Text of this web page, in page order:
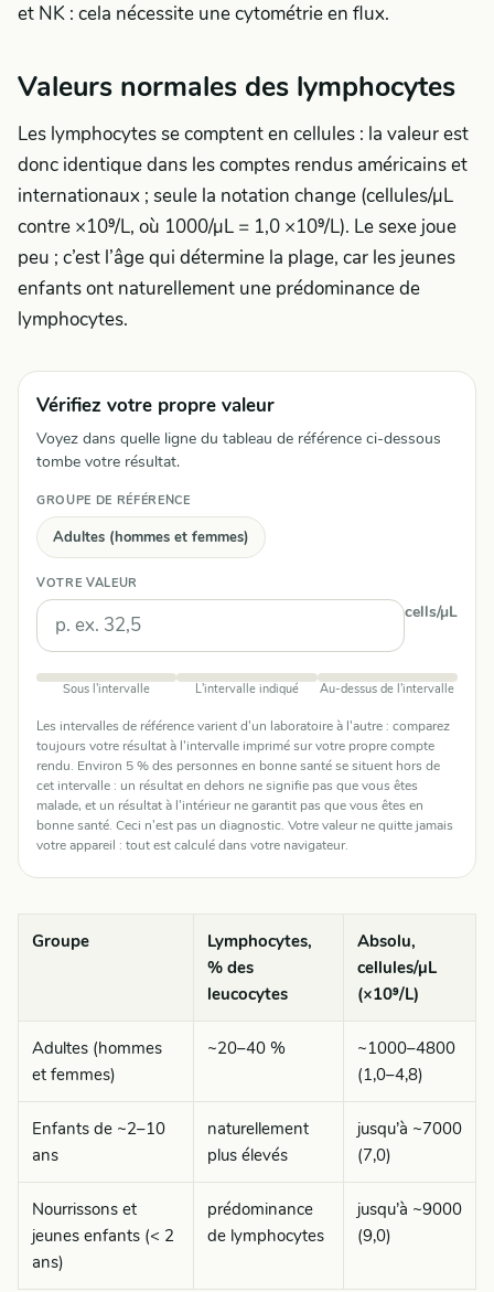
et NK : cela nécessite une cytométrie en flux.
Valeurs normales des lymphocytes
Les lymphocytes se comptent en cellules : la valeur est
donc identique dans les comptes rendus américains et
internationaux ; seule la notation change (cellules/µL
contre ×10⁹/L, où 1000/µL = 1,0 ×10⁹/L). Le sexe joue
peu ; c’est l’âge qui détermine la plage, car les jeunes
enfants ont naturellement une prédominance de
lymphocytes.
Vérifiez votre propre valeur
Voyez dans quelle ligne du tableau de référence ci-dessous
tombe votre résultat.
GROUPE DE RÉFÉRENCE
Adultes (hommes et femmes)
VOTRE VALEUR
cells/µL
Sous l'intervalle L'intervalle indiqué Au-dessus de l'intervalle
Les intervalles de référence varient d'un laboratoire à l'autre : comparez
toujours votre résultat à l'intervalle imprimé sur votre propre compte
rendu. Environ 5 % des personnes en bonne santé se situent hors de
cet intervalle : un résultat en dehors ne signifie pas que vous êtes
malade, et un résultat à l'intérieur ne garantit pas que vous êtes en
bonne santé. Ceci n'est pas un diagnostic. Votre valeur ne quitte jamais
votre appareil : tout est calculé dans votre navigateur.
Groupe
Lymphocytes,
% des
leucocytes
Absolu,
cellules/µL
(×10⁹/L)
Adultes (hommes
et femmes)
~20–40 %
~1000–4800
(1,0–4,8)
Enfants de ~2–10
ans
naturellement
plus élevés
jusqu’à ~7000
(7,0)
Nourrissons et
jeunes enfants (< 2
ans)
prédominance
de lymphocytes
jusqu’à ~9000
(9,0)